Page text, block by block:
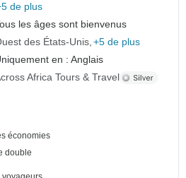
de plus
les âges sont bienvenus
des États-Unis +5 de plus
en : Anglais
Africa Tours & Travel
économies
double